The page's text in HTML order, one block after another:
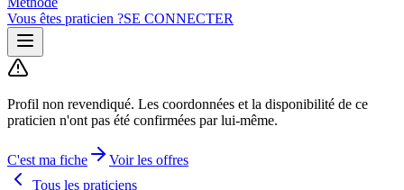
Vous êtes praticien ?SE CONNECTER
Profil non revendiqué. Les coordonnées et la disponibilité de ce
praticien n'ont pas été confirmées par lui-même.
C'est ma fiche
Voir les offres
Tous les praticiens